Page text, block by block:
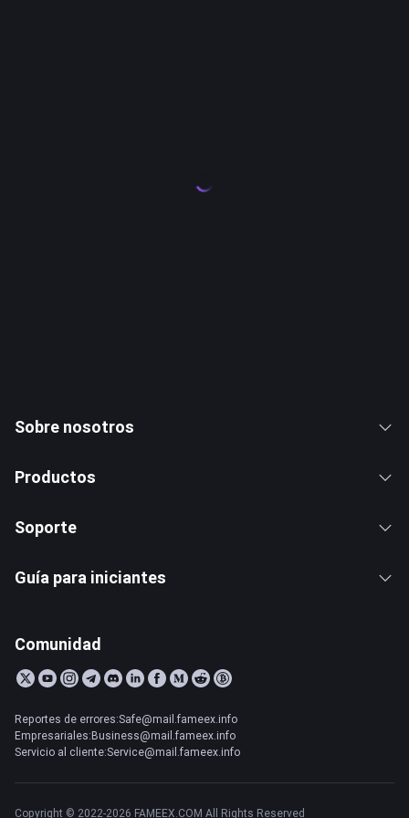
Sobre nosotros
Productos
Soporte
Guía para iniciantes
Comunidad
Reportes de errores:Safe@mail.fameex.info
Empresariales:Business@mail.fameex.info
Servicio al cliente:Service@mail.fameex.info
Copyright © 2022-2026 FAMEEX.COM All Rights Reserved